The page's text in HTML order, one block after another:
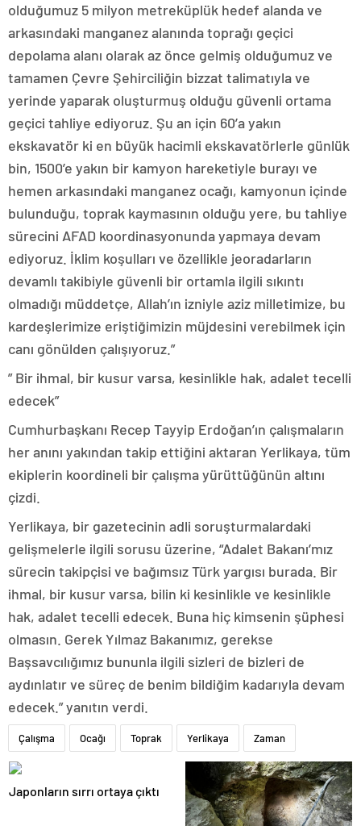
olduğumuz 5 milyon metreküplük hedef alanda ve
arkasındaki manganez alanında toprağı geçici
depolama alanı olarak az önce gelmiş olduğumuz ve
tamamen Çevre Şehirciliğin bizzat talimatıyla ve
yerinde yaparak oluşturmuş olduğu güvenli ortama
geçici tahliye ediyoruz. Şu an için 60’a yakın
ekskavatör ki en büyük hacimli ekskavatörlerle günlük
bin, 1500’e yakın bir kamyon hareketiyle burayı ve
hemen arkasındaki manganez ocağı, kamyonun içinde
bulunduğu, toprak kaymasının olduğu yere, bu tahliye
sürecini AFAD koordinasyonunda yapmaya devam
ediyoruz. İklim koşulları ve özellikle jeoradarların
devamlı takibiyle güvenli bir ortamla ilgili sıkıntı
olmadığı müddetçe, Allah’ın izniyle aziz milletimize, bu
kardeşlerimize eriştiğimizin müjdesini verebilmek için
canı gönülden çalışıyoruz.”
” Bir ihmal, bir kusur varsa, kesinlikle hak, adalet tecelli
edecek”
Cumhurbaşkanı Recep Tayyip Erdoğan’ın çalışmaların
her anını yakından takip ettiğini aktaran Yerlikaya, tüm
ekiplerin koordineli bir çalışma yürüttüğünün altını
çizdi.
Yerlikaya, bir gazetecinin adli soruşturmalardaki
gelişmelerle ilgili sorusu üzerine, “Adalet Bakanı’mız
sürecin takipçisi ve bağımsız Türk yargısı burada. Bir
ihmal, bir kusur varsa, bilin ki kesinlikle ve kesinlikle
hak, adalet tecelli edecek. Buna hiç kimsenin şüphesi
olmasın. Gerek Yılmaz Bakanımız, gerekse
Başsavcılığımız bununla ilgili sizleri de bizleri de
aydınlatır ve süreç de benim bildiğim kadarıyla devam
edecek.” yanıtın verdi.
Çalışma Ocağı Toprak Yerlikaya Zaman
Japonların sırrı ortaya çıktı